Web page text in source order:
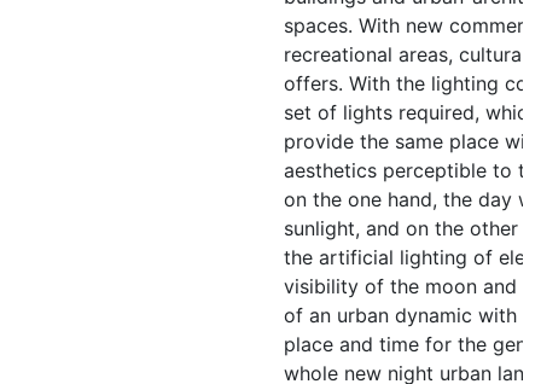
spaces. With new
recreational areas, cultural
offers. With the lighting
set of lights required,
provide the same place
aesthetics perceptible to
on the one hand, the day
sunlight, and on the other
the artificial lighting of
visibility of the moon and
of an urban dynamic with a
place and time for the
whole new night urban